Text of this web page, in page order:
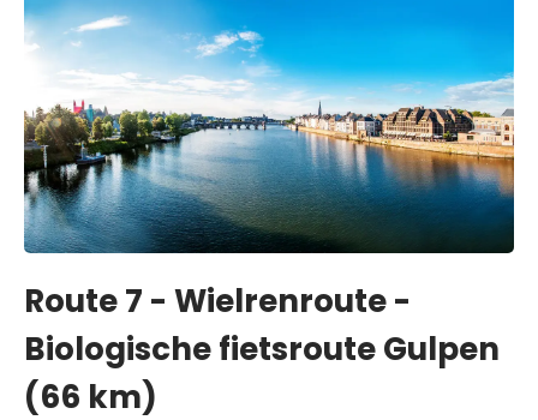
Route 7 - Wielrenroute -
Biologische fietsroute Gulpen
(66 km)